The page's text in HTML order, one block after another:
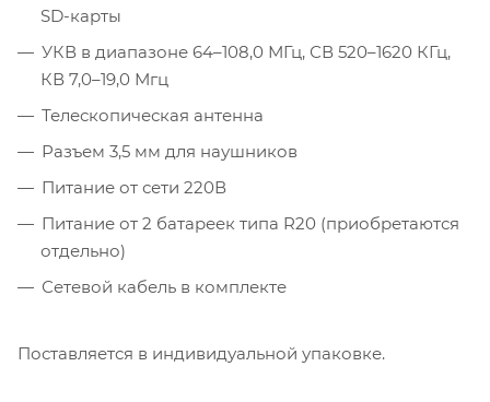
SD-карты
УКВ в диапазоне 64–108,0 МГц, СВ 520–1620 КГц,
КВ 7,0–19,0 Мгц
Телескопическая антенна
Разъем 3,5 мм для наушников
Питание от сети 220В
Питание от 2 батареек типа R20 (приобретаются
отдельно)
Сетевой кабель в комплекте
Поставляется в индивидуальной упаковке.